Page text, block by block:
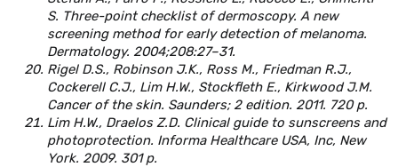
S. Three-point checklist of dermoscopy. A new
screening method for early detection of melanoma.
Dermatology. 2004;208:27–31.
Rigel D.S., Robinson J.K., Ross M., Friedman R.J.,
Cockerell C.J., Lim H.W., Stockfleth E., Kirkwood J.M.
Cancer of the skin. Saunders; 2 edition. 2011. 720 p.
Lim H.W., Draelos Z.D. Clinical guide to sunscreens and
photoprotection. Informa Healthcare USA, Inc, New
York. 2009. 301 p.